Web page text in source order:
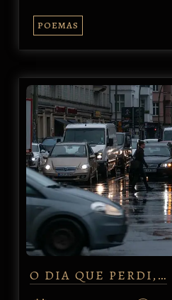
POEMAS
O DIA QUE PERDI,…